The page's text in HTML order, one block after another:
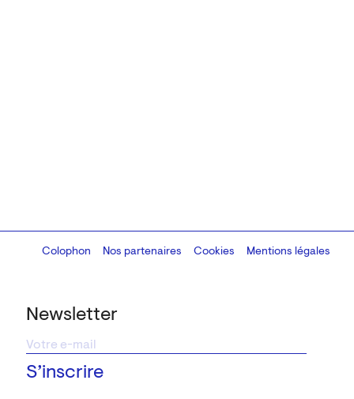
Newsletter
Colophon
Design:Marcel Kaczmarek, code:8080.studio
Nos partenaires Cookies Mentions légales